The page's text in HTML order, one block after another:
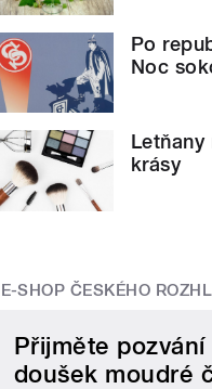
Po
Noc
Letňany
krásy
E-SHOP ČESKÉHO
Přijměte
doušek moudré